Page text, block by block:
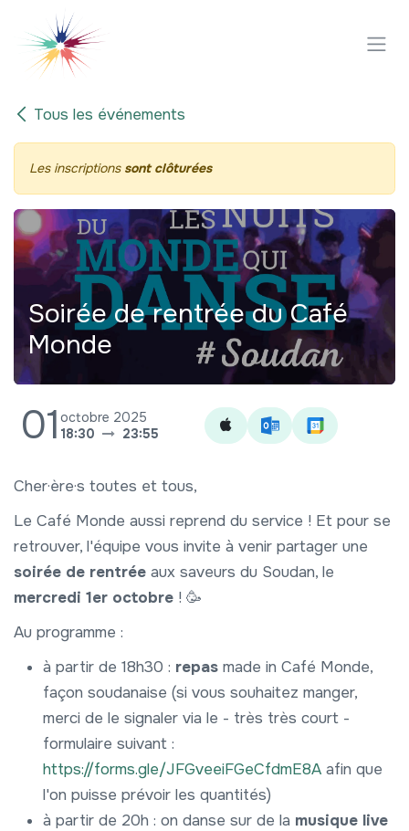
Tous les événements
Les inscriptions sont clôturées
Soirée de rentrée du Café
Monde
01 octobre 2025
18:30
23:55
Cher·ère·s toutes et tous,
Le Café Monde aussi reprend du service ! Et pour se
retrouver, l'équipe vous invite à venir partager une
soirée de rentrée aux saveurs du Soudan, le
mercredi 1er octobre ! 🥳
Au programme :
à partir de 18h30 : repas made in Café Monde,
façon soudanaise (si vous souhaitez manger,
merci de le signaler via le - très très court -
formulaire suivant :
https://forms.gle/JFGveeiFGeCfdmE8A afin que
l'on puisse prévoir les quantités)
à partir de 20h : on danse sur de la musique live